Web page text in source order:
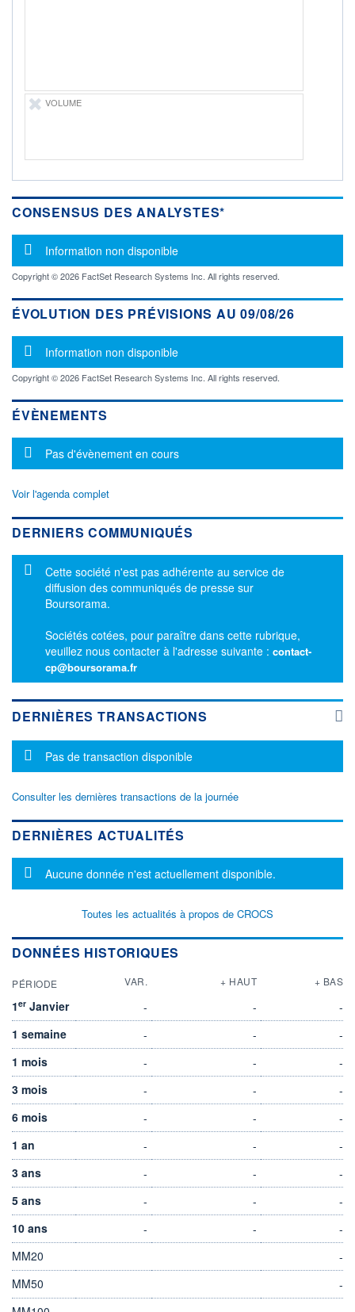
Non éligible
Boursobank
VOLUME
CONSENSUS DES ANALYSTES*
Message d'information
Information non disponible
Copyright © 2026 FactSet Research Systems Inc. All rights reserved.
ÉVOLUTION DES PRÉVISIONS AU 09/08/26
Message d'information
Information non disponible
Copyright © 2026 FactSet Research Systems Inc. All rights reserved.
ÉVÈNEMENTS
Message d'information
Pas d'évènement en cours
Voir l'agenda complet
DERNIERS COMMUNIQUÉS
Message d'information
Cette société n'est pas adhérente au service de
diffusion des communiqués de presse sur
Boursorama.
Sociétés cotées, pour paraître dans cette rubrique,
veuillez nous contacter à l'adresse suivante : contact-
cp@boursorama.fr
DERNIÈRES TRANSACTIONS
Message d'information
Pas de transaction disponible
Consulter les dernières transactions de la journée
DERNIÈRES ACTUALITÉS
Message d'information
Aucune donnée n'est actuellement disponible.
Toutes les actualités à propos de CROCS
DONNÉES HISTORIQUES
PÉRIODE VAR. + HAUT + BAS
1er Janvier - -
-
1 semaine
- -
-
1 mois
- -
-
3 mois
- -
-
6 mois
- -
-
1 an
- -
-
3 ans
- -
-
5 ans
- -
-
10 ans
- -
-
MM20
-
MM50
-